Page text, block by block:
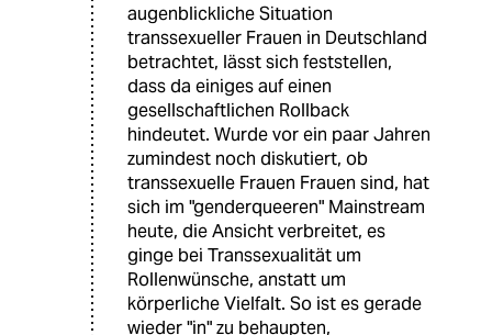
augenblickliche Situation
transsexueller Frauen in Deutschland
betrachtet, lässt sich feststellen,
dass da einiges auf einen
gesellschaftlichen Rollback
hindeutet. Wurde vor ein paar Jahren
zumindest noch diskutiert, ob
transsexuelle Frauen Frauen sind, hat
sich im "genderqueeren" Mainstream
heute, die Ansicht verbreitet, es
ginge bei Transsexualität um
Rollenwünsche, anstatt um
körperliche Vielfalt. So ist es gerade
wieder "in" zu behaupten,